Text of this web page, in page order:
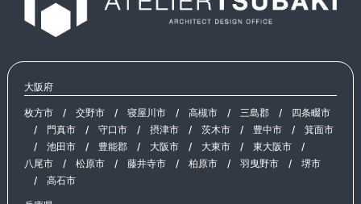
大阪府
枚方市/ 交野市/ 寝屋川市/ 高槻市/ 三島郡/ 四条畷市
/ 門真市/ 守口市/ 摂津市/ 茨木市/ 豊中市/ 箕面市
/ 池田市/ 豊能郡/ 大阪市/ 大東市/ 東大阪市/
八尾市/ 松原市/ 藤井寺市/ 柏原市/ 羽曳野市/ 堺市
/ 高石市